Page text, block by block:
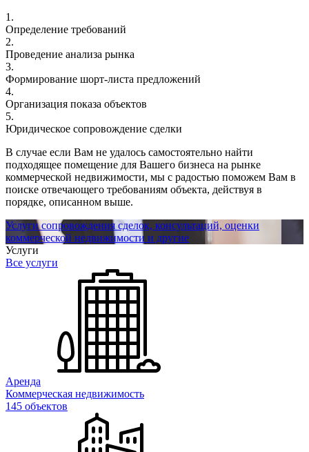
1.
Определение требований
2.
Проведение анализа рынка
3.
Формирование шорт-листа предложений
4.
Организация показа объектов
5.
Юридическое сопровождение сделки
В случае если Вам не удалось самостоятельно найти
подходящее помещение для Вашего бизнеса на рынке
коммерческой недвижимости, мы с радостью поможем Вам в
поиске отвечающего требованиям объекта, действуя в
порядке, описанном выше.
Услуги сопровождения сделок, консультаций, оценки
коммерческой недвижимости и другие
Услуги
Все услуги
Аренда
Коммерческая недвижимость
145 объектов